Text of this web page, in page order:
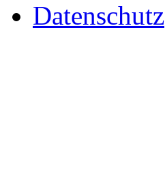
Datenschutz